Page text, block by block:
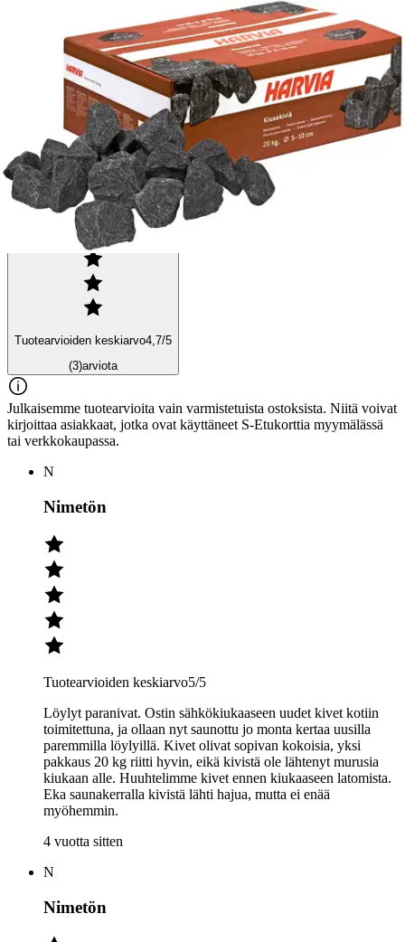
Ominaisuudet
Arviot
Tuotearvioiden keskiarvo4,7/5
(3)arviota
Julkaisemme tuotearvioita vain varmistetuista ostoksista. Niitä voivat
kirjoittaa asiakkaat, jotka ovat käyttäneet S-Etukorttia myymälässä
tai verkkokaupassa.
N
Nimetön
Tuotearvioiden keskiarvo5/5
Löylyt paranivat. Ostin sähkökiukaaseen uudet kivet kotiin
toimitettuna, ja ollaan nyt saunottu jo monta kertaa uusilla
paremmilla löylyillä. Kivet olivat sopivan kokoisia, yksi
pakkaus 20 kg riitti hyvin, eikä kivistä ole lähtenyt murusia
kiukaan alle. Huuhtelimme kivet ennen kiukaaseen latomista.
Eka saunakerralla kivistä lähti hajua, mutta ei enää
myöhemmin.
4 vuotta sitten
N
Nimetön